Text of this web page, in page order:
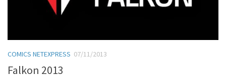
COMICS NETEXPRESS 07/11/2013
Falkon 2013